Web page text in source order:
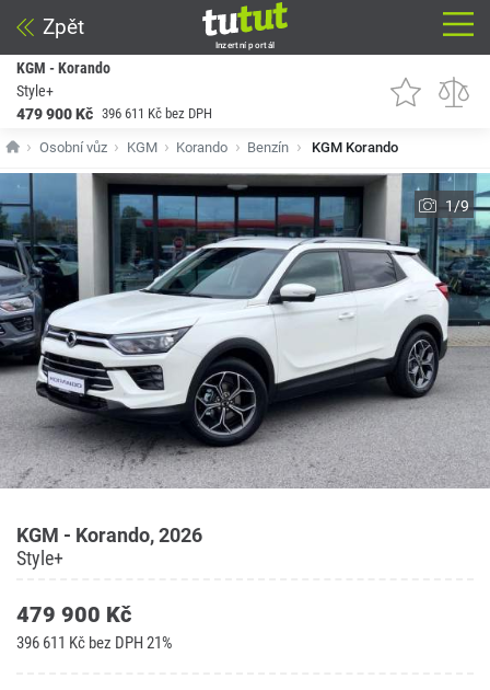
Zpět
Inzertní portál
KGM - Korando
Style+
479 900 Kč 396 611 Kč bez DPH
Osobní vůz KGM Korando Benzín KGM Korando
1/9
KGM - Korando, 2026
Style+
479 900 Kč
396 611 Kč bez DPH 21%